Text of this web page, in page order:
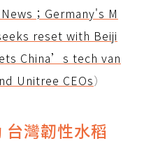
；Germany's M
reset with Beiji
China’s tech van
Unitree CEOs）
台灣韌性水稻